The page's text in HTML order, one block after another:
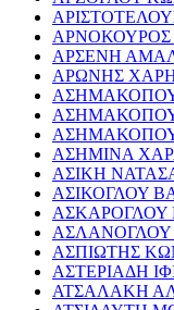
ΑΡΝΟΚΟΥΡΟΣ
ΑΡΣΕΝΗ
ΑΡΩΝΗΣ
ΑΣΗΜΙΝΑ
ΑΣΙΚΗ
ΑΣΙΚΟΓΛΟΥ
ΑΣΚΑΡΟΓΛΟΥ
ΑΣΛΑΝΟΓΛΟΥ
ΑΣΠΙΩΤΗΣ
ΑΣΤΕΡΙΑΔΗ
ΑΤΣΑΛΑΚΗ